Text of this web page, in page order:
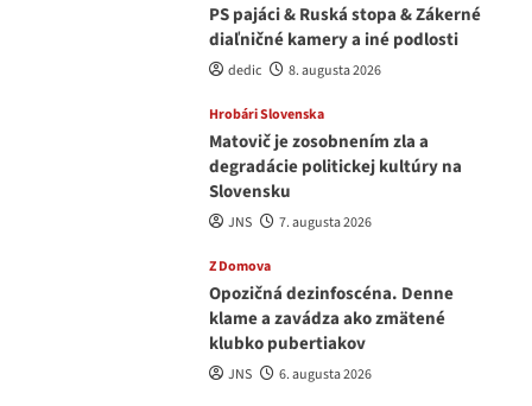
PS pajáci & Ruská stopa & Zákerné
diaľničné kamery a iné podlosti
dedic 8. augusta 2026
Hrobári Slovenska
Matovič je zosobnením zla a
degradácie politickej kultúry na
Slovensku
JNS 7. augusta 2026
Z Domova
Opozičná dezinfoscéna. Denne
klame a zavádza ako zmätené
klubko pubertiakov
JNS 6. augusta 2026